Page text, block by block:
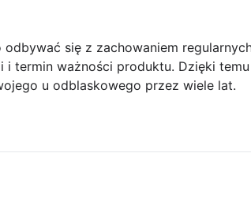
się z zachowaniem
termin ważności produktu. Dzięki temu
u odblaskowego przez wiele lat.